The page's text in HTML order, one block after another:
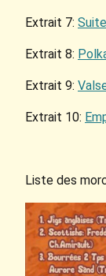
Extrait 7:
Extrait 8:
Extrait 9:
Extrait 10:
Liste des